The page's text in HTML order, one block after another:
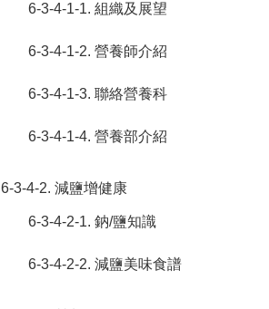
6-3-4-1-1. 組織及展望
6-3-4-1-2. 營養師介紹
6-3-4-1-3. 聯絡營養科
6-3-4-1-4. 營養部介紹
6-3-4-2. 減鹽增健康
6-3-4-2-1. 鈉/鹽知識
6-3-4-2-2. 減鹽美味食譜